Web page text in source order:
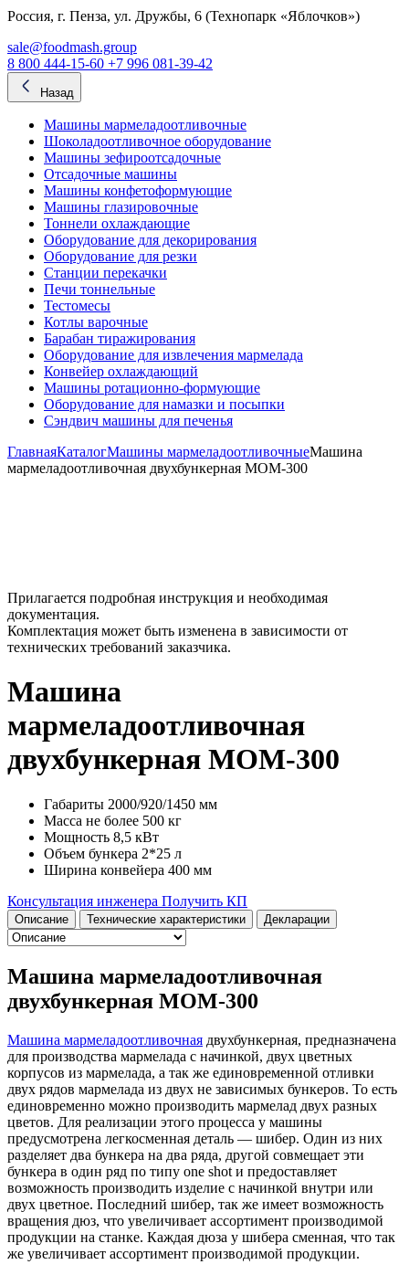
Россия, г. Пенза, ул. Дружбы, 6 (Технопарк «Яблочков»)
sale@foodmash.group
8 800 444-15-60 +7 996 081-39-42
Назад
Машины мармеладоотливочные
Шоколадоотливочное оборудование
Машины зефироотсадочные
Отсадочные машины
Машины конфетоформующие
Машины глазировочные
Тоннели охлаждающие
Оборудование для декорирования
Оборудование для резки
Станции перекачки
Печи тоннельные
Тестомесы
Котлы варочные
Барабан тиражирования
Оборудование для извлечения мармелада
Конвейер охлаждающий
Машины ротационно-формующие
Оборудование для намазки и посыпки
Сэндвич машины для печенья
ГлавнаяКаталогМашины мармеладоотливочныеМашина
мармеладоотливочная двухбункерная МОМ-300
Прилагается подробная инструкция и необходимая
документация.
Комплектация может быть изменена в зависимости от
технических требований заказчика.
Машина
мармеладоотливочная
двухбункерная МОМ-300
Габариты 2000/920/1450 мм
Масса не более 500 кг
Мощность 8,5 кВт
Объем бункера 2*25 л
Ширина конвейера 400 мм
Консультация инженера Получить КП
Описание Технические характеристики Декларации
Машина мармеладоотливочная
двухбункерная МОМ-300
Машина мармеладоотливочная двухбункерная, предназначена
для производства мармелада с начинкой, двух цветных
корпусов из мармелада, а так же единовременной отливки
двух рядов мармелада из двух не зависимых бункеров. То есть
единовременно можно производить мармелад двух разных
цветов. Для реализации этого процесса у машины
предусмотрена легкосменная деталь — шибер. Один из них
разделяет два бункера на два ряда, другой совмещает эти
бункера в один ряд по типу one shot и предоставляет
возможность производить изделие с начинкой внутри или
двух цветное. Последний шибер, так же имеет возможность
вращения дюз, что увеличивает ассортимент производимой
продукции на станке. Каждая дюза у шибера сменная, что так
же увеличивает ассортимент производимой продукции.